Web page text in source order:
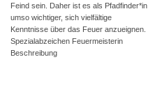
Feind sein. Daher ist es als Pfadfinder*in
umso wichtiger, sich vielfältige
Kenntnisse über das Feuer anzueignen.
Spezialabzeichen Feuermeisterin
Beschreibung